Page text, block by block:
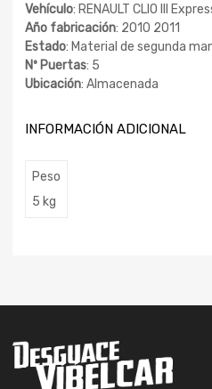
Vehículo: RENAULT CLIO III
Año fabricación: 2010 2011
Estado: Material de segunda
Nº Puertas: 5
Ubicación: Almacenada
INFORMACIÓN ADICIONAL
Peso
5 kg